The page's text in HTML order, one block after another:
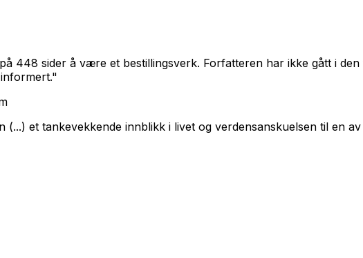
448 sider å være et bestillingsverk. Forfatteren har ikke gått i
(...) et tankevekkende innblikk i livet og verdensanskuelsen til en